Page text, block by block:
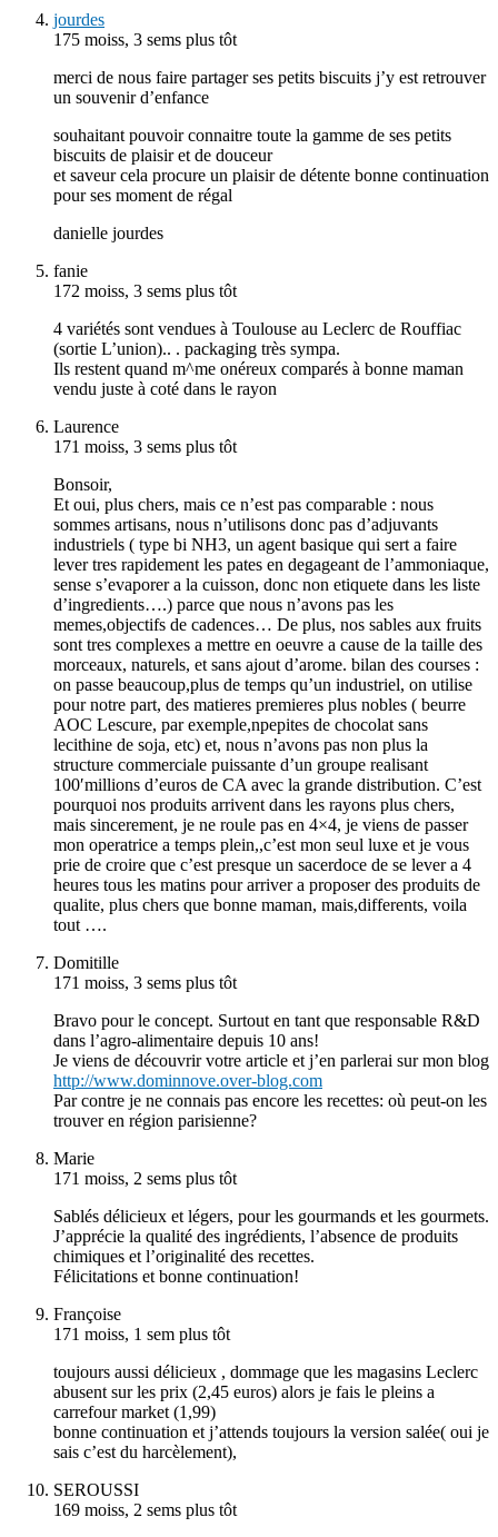
jourdes
175 moiss, 3 sems plus tôt
merci de nous faire partager ses petits biscuits j’y est retrouver
un souvenir d’enfance
souhaitant pouvoir connaitre toute la gamme de ses petits
biscuits de plaisir et de douceur
et saveur cela procure un plaisir de détente bonne continuation
pour ses moment de régal
danielle jourdes
fanie
172 moiss, 3 sems plus tôt
4 variétés sont vendues à Toulouse au Leclerc de Rouffiac
(sortie L’union).. . packaging très sympa.
Ils restent quand m^me onéreux comparés à bonne maman
vendu juste à coté dans le rayon
Laurence
171 moiss, 3 sems plus tôt
Bonsoir,
Et oui, plus chers, mais ce n’est pas comparable : nous
sommes artisans, nous n’utilisons donc pas d’adjuvants
industriels ( type bi NH3, un agent basique qui sert a faire
lever tres rapidement les pates en degageant de l’ammoniaque,
sense s’evaporer a la cuisson, donc non etiquete dans les liste
d’ingredients….) parce que nous n’avons pas les
memes,objectifs de cadences… De plus, nos sables aux fruits
sont tres complexes a mettre en oeuvre a cause de la taille des
morceaux, naturels, et sans ajout d’arome. bilan des courses :
on passe beaucoup,plus de temps qu’un industriel, on utilise
pour notre part, des matieres premieres plus nobles ( beurre
AOC Lescure, par exemple,npepites de chocolat sans
lecithine de soja, etc) et, nous n’avons pas non plus la
structure commerciale puissante d’un groupe realisant
100′millions d’euros de CA avec la grande distribution. C’est
pourquoi nos produits arrivent dans les rayons plus chers,
mais sincerement, je ne roule pas en 4×4, je viens de passer
mon operatrice a temps plein,,c’est mon seul luxe et je vous
prie de croire que c’est presque un sacerdoce de se lever a 4
heures tous les matins pour arriver a proposer des produits de
qualite, plus chers que bonne maman, mais,differents, voila
tout ….
Domitille
171 moiss, 3 sems plus tôt
Bravo pour le concept. Surtout en tant que responsable R&D
dans l’agro-alimentaire depuis 10 ans!
Je viens de découvrir votre article et j’en parlerai sur mon blog
http://www.dominnove.over-blog.com
Par contre je ne connais pas encore les recettes: où peut-on les
trouver en région parisienne?
Marie
171 moiss, 2 sems plus tôt
Sablés délicieux et légers, pour les gourmands et les gourmets.
J’apprécie la qualité des ingrédients, l’absence de produits
chimiques et l’originalité des recettes.
Félicitations et bonne continuation!
Françoise
171 moiss, 1 sem plus tôt
toujours aussi délicieux , dommage que les magasins Leclerc
abusent sur les prix (2,45 euros) alors je fais le pleins a
carrefour market (1,99)
bonne continuation et j’attends toujours la version salée( oui je
sais c’est du harcèlement),
SEROUSSI
169 moiss, 2 sems plus tôt